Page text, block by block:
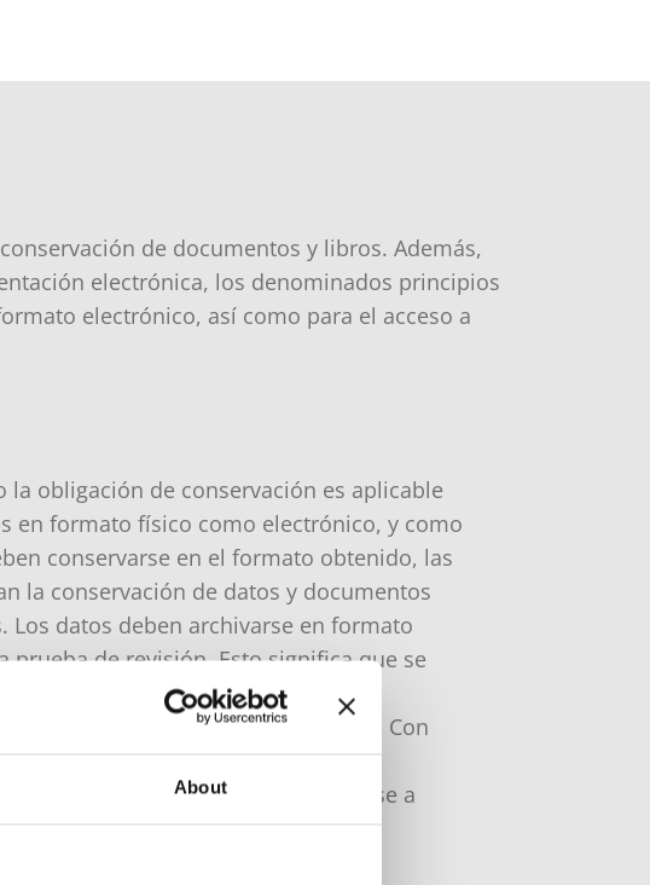
About
de documentos y libros. Además,
electrónica, los denominados principios
electrónico, así como para el acceso a
la obligación de conservación es aplicable
en formato físico como electrónico, y como
conservarse en el formato obtenido, las
la conservación de datos y documentos
Los datos deben archivarse en formato
prueba de revisión. Esto significa que se
la invariabilidad y trazabilidad de
durante el plazo de conservación. Con
la documentación ante posibles
Además, los datos deben facilitarse a
un formato legible.